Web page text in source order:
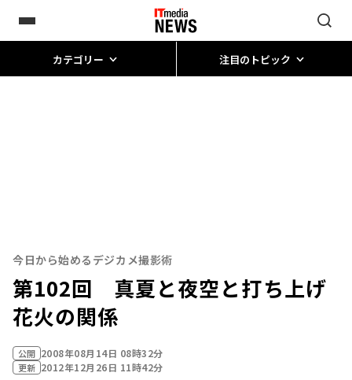
カテゴリー 注目のトピック
今日から始めるデジカメ撮影術
第102回 真夏と夜空と打ち上げ
花火の関係
公開 2008年08月14日 08時32分
更新 2012年12月26日 11時42分